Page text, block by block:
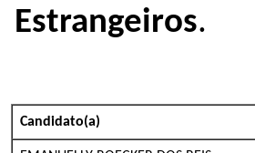
Estrangeiros.
Candidato(a)